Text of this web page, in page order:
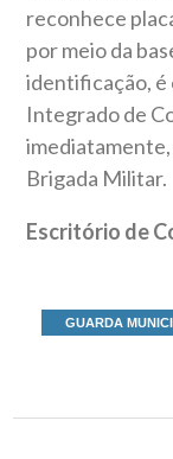
reconhece
por meio da
identificação, é
Integrado de
imediatamente,
Brigada Militar.
Escritório de
GUARDA